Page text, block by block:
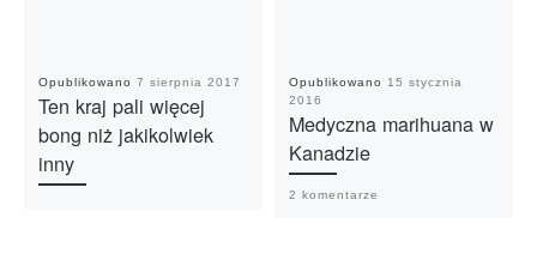
Opublikowano 7 sierpnia 2017
Ten kraj pali więcej
bong niż jakikolwiek
inny
Opublikowano
15 stycznia
2016
Medyczna marihuana w
Kanadzie
2 komentarze